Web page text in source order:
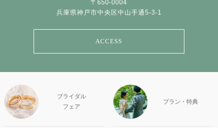
〒650-0004
兵庫県神戸市中央区中山手通5-3-1
ACCESS
ブライダル
フェア
プラン・特典